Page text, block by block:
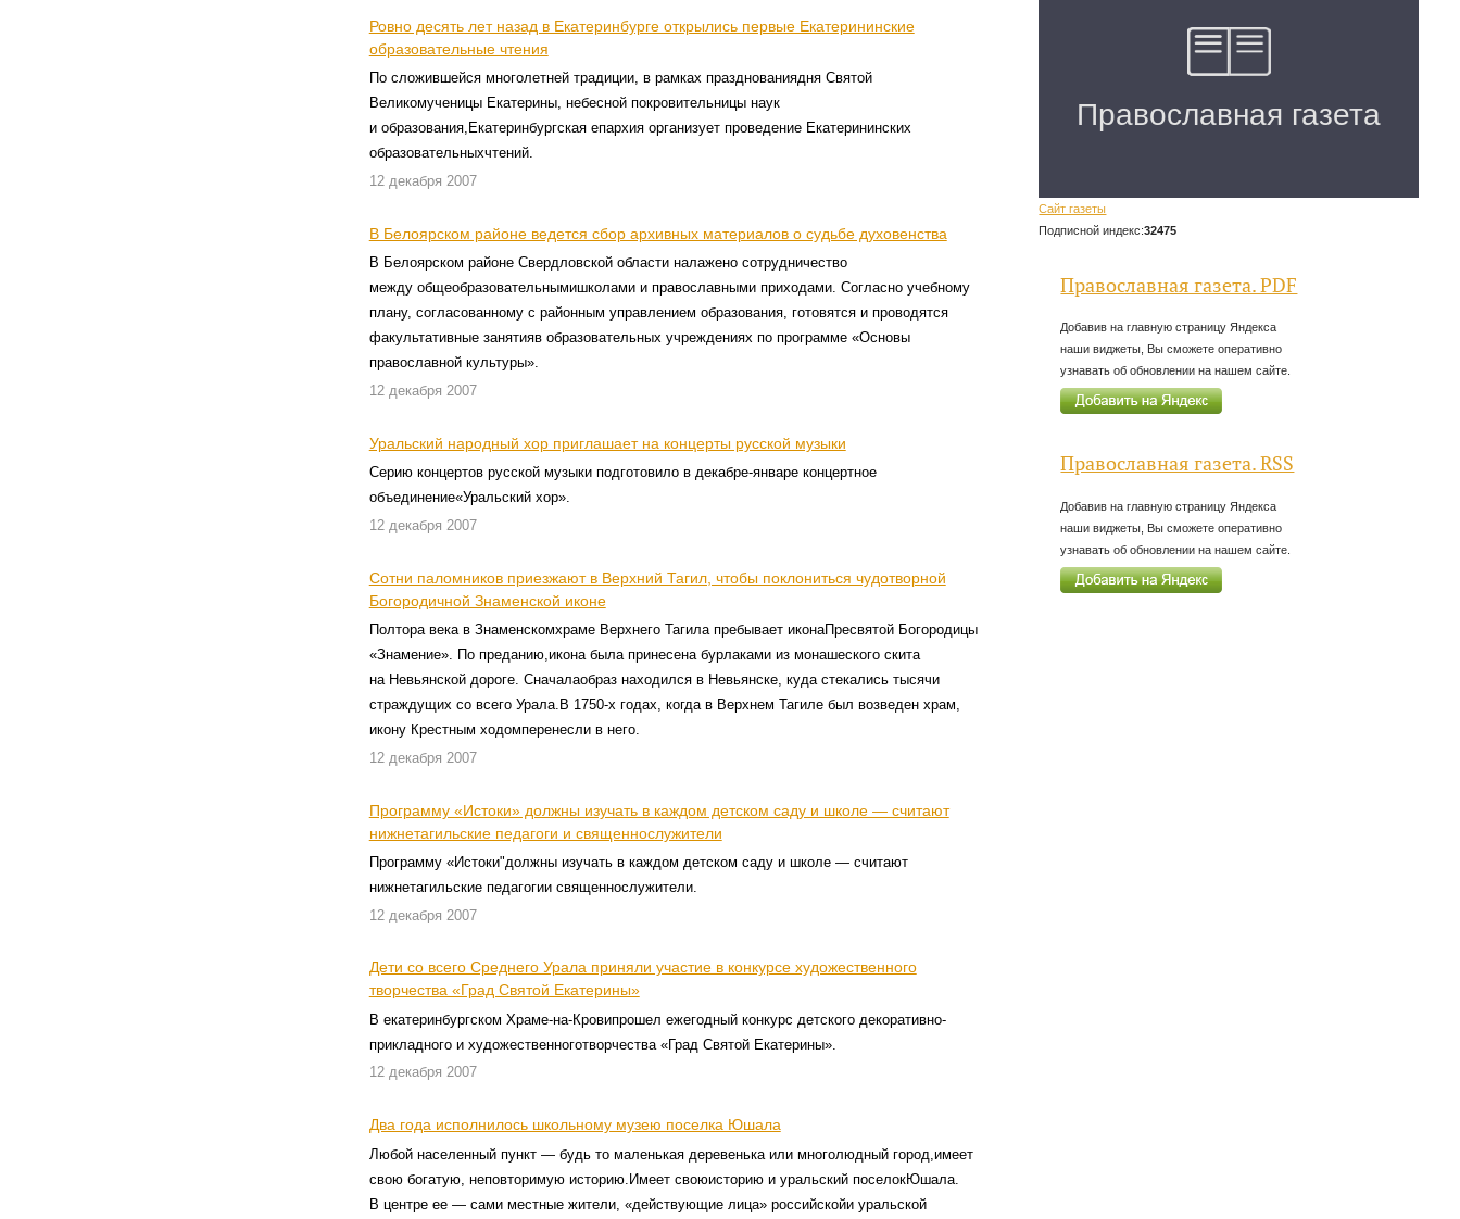
Ровно десять лет назад в Екатеринбурге открылись первые Екатерининские
образовательные чтения
По сложившейся многолетней традиции, в рамках празднованиядня Святой
Великомученицы Екатерины, небесной покровительницы наук
и образования,Екатеринбургская епархия организует проведение Екатерининских
образовательныхчтений.
12 декабря 2007
В Белоярском районе ведется сбор архивных материалов о судьбе духовенства
В Белоярском районе Свердловской области налажено сотрудничество
между общеобразовательнымишколами и православными приходами. Согласно учебному
плану, согласованному с районным управлением образования, готовятся и проводятся
факультативные занятияв образовательных учреждениях по программе «Основы
православной культуры».
12 декабря 2007
Уральский народный хор приглашает на концерты русской музыки
Серию концертов русской музыки подготовило в декабре-январе концертное
объединение«Уральский хор».
12 декабря 2007
Сотни паломников приезжают в Верхний Тагил, чтобы поклониться чудотворной
Богородичной Знаменской иконе
Полтора века в Знаменскомхраме Верхнего Тагила пребывает иконаПресвятой Богородицы
«Знамение». По преданию,икона была принесена бурлаками из монашеского скита
на Невьянской дороге. Сначалаобраз находился в Невьянске, куда стекались тысячи
страждущих со всего Урала.В 1750-х годах, когда в Верхнем Тагиле был возведен храм,
икону Крестным ходомперенесли в него.
12 декабря 2007
Программу «Истоки» должны изучать в каждом детском саду и школе — считают
нижнетагильские педагоги и священнослужители
Программу «Истоки"должны изучать в каждом детском саду и школе — считают
нижнетагильские педагогии священнослужители.
12 декабря 2007
Дети со всего Среднего Урала приняли участие в конкурсе художественного
творчества «Град Святой Екатерины»
В екатеринбургском Храме-на-Кровипрошел ежегодный конкурс детского декоративно-
прикладного и художественноготворчества «Град Святой Екатерины».
12 декабря 2007
Два года исполнилось школьному музею поселка Юшала
Любой населенный пункт — будь то маленькая деревенька или многолюдный город,имеет
свою богатую, неповторимую историю.Имеет своюисторию и уральский поселокЮшала.
В центре ее — сами местные жители, «действующие лица» российскойи уральской
Сайт газеты
Подписной индекс:32475
Православная газета. PDF
Добавив на главную страницу Яндекса
наши виджеты, Вы сможете оперативно
узнавать об обновлении на нашем сайте.
Православная газета. RSS
Добавив на главную страницу Яндекса
наши виджеты, Вы сможете оперативно
узнавать об обновлении на нашем сайте.